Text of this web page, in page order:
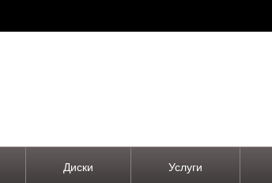
Диски Услуги